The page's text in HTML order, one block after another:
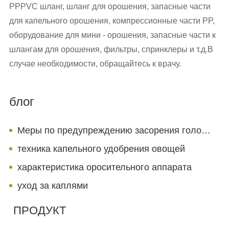
PPPVC шланг, шланг для орошения, запасные части
для капельного орошения, компрессионные части PP,
оборудование для мини - орошения, запасные части к
шлангам для орошения, фильтры, спринклеры и т.д.В
случае необходимости, обращайтесь к врачу.
блог
Меры по предупреждению засорения головки
техника капельного удобрения овощей
характеристика оросительного аппарата
уход за каплями
ПРОДУКТ